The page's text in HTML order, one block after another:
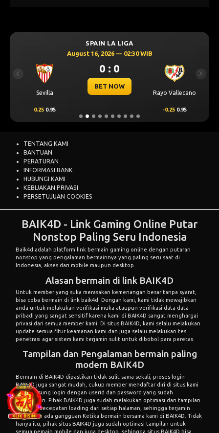
SPAIN LA LIGA
August 16, 2026 — 02:30 WIB
Sevilla
0 : 0
BET NOW
Rayo Vallecano
0.25 0.95 -0.25 0.95
Previous Next
TENTANG KAMI
BANTUAN
PERATURAN
INFORMASI BANK
HUBUNGI KAMI
KEBIJAKAN PRIVASI
PERSETUJUAN COOKIES
BAIK4D - Link Gaming Online Putar
Nonstop Paling Seru Indonesia
Baik4d adalah platform link bermain gaming online dengan putaran
nonstop yang pengalaman bermainnya yang paling seru saat di
Indonesia, akses dari mobile maupun desktop.
Alasan bermain di link BAIK4D
Untuk member yang suka merasakan kemenangan besar tanpa syarat,
bisa coba bermain di link baik4d . Dengan kami, kami tidak mewajibkan
anda untuk melakukan verifikasi muka ataupun verifikasi data-data
pribadi yang sangat sensitif karena kami di BAIK4D sangat menghargai
privasi dari semua member kami. Di situs BAIK4D, kami selalu melakukan
update semua fitur keamanan kami dan juga selalu melakukan tes
penetrasi agar sistem kami terjamin sulit untuk dibobol para peretas.
Tampilan dan Pengalaman bermain paling
modern BAIK4D
Bermain di BAIK4D dipastikan tidak sulit sama sekali, proses login
BAIK4D juga sangat mudah, cukup member mendaftar diri di situs kami
dan langsung login dengan userid dan password yang sudah
didaftarkan. Pihak BAIK4D juga sudah melakukan optimasi dari tampilan
dan juga kecepatan loading dari setiap halaman, sehingga terjamin
tidak akan ada gangguan Ketika bermain bersama kami di BAIK4D. Tidak
hanya itu, pihak situs BAIK4D juga sudah optimasi tampilan untuk
semua pemain mobile dan juga desktop, sehingga situs BAIK4D bisa